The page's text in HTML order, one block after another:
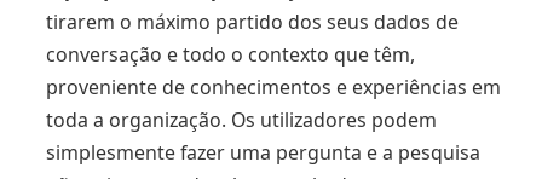
tirarem o máximo partido dos seus dados de
conversação e todo o contexto que têm,
proveniente de conhecimentos e experiências em
toda a organização. Os utilizadores podem
simplesmente fazer uma pergunta e a pesquisa